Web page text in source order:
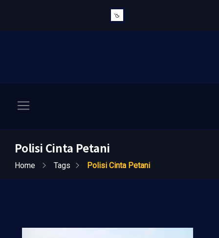
Polisi Cinta Petani
Home Tags Polisi Cinta Petani